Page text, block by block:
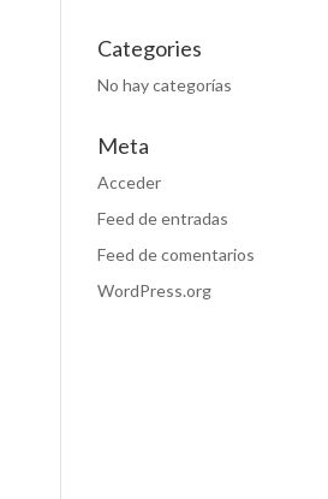
Categories
No hay categorías
Meta
Acceder
Feed de entradas
Feed de comentarios
WordPress.org